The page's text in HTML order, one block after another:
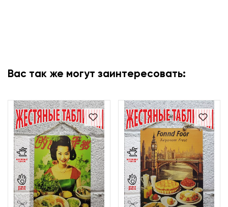
Вас так же могут заинтересовать: